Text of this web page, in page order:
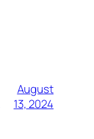
August
13, 2024